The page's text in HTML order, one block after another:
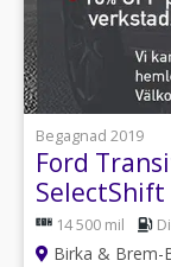
Begagnad 2019
Ford
SelectShift
14 500 mil
Birka & Brem-